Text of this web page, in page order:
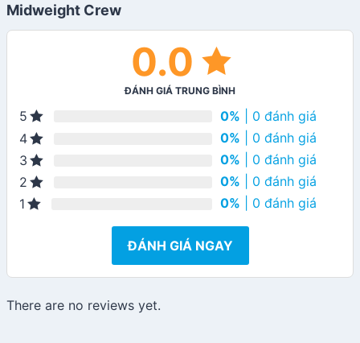
Midweight Crew
0.0
ĐÁNH GIÁ TRUNG BÌNH
5 0% | 0 đánh giá
4
0% | 0 đánh giá
3
0% | 0 đánh giá
2
0% | 0 đánh giá
1
0% | 0 đánh giá
ĐÁNH GIÁ NGAY
There are no reviews yet.